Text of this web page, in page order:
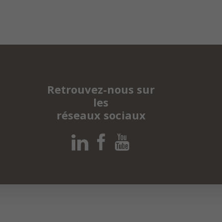
Retrouvez-nous sur
les
réseaux sociaux